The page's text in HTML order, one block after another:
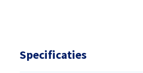
Specificaties